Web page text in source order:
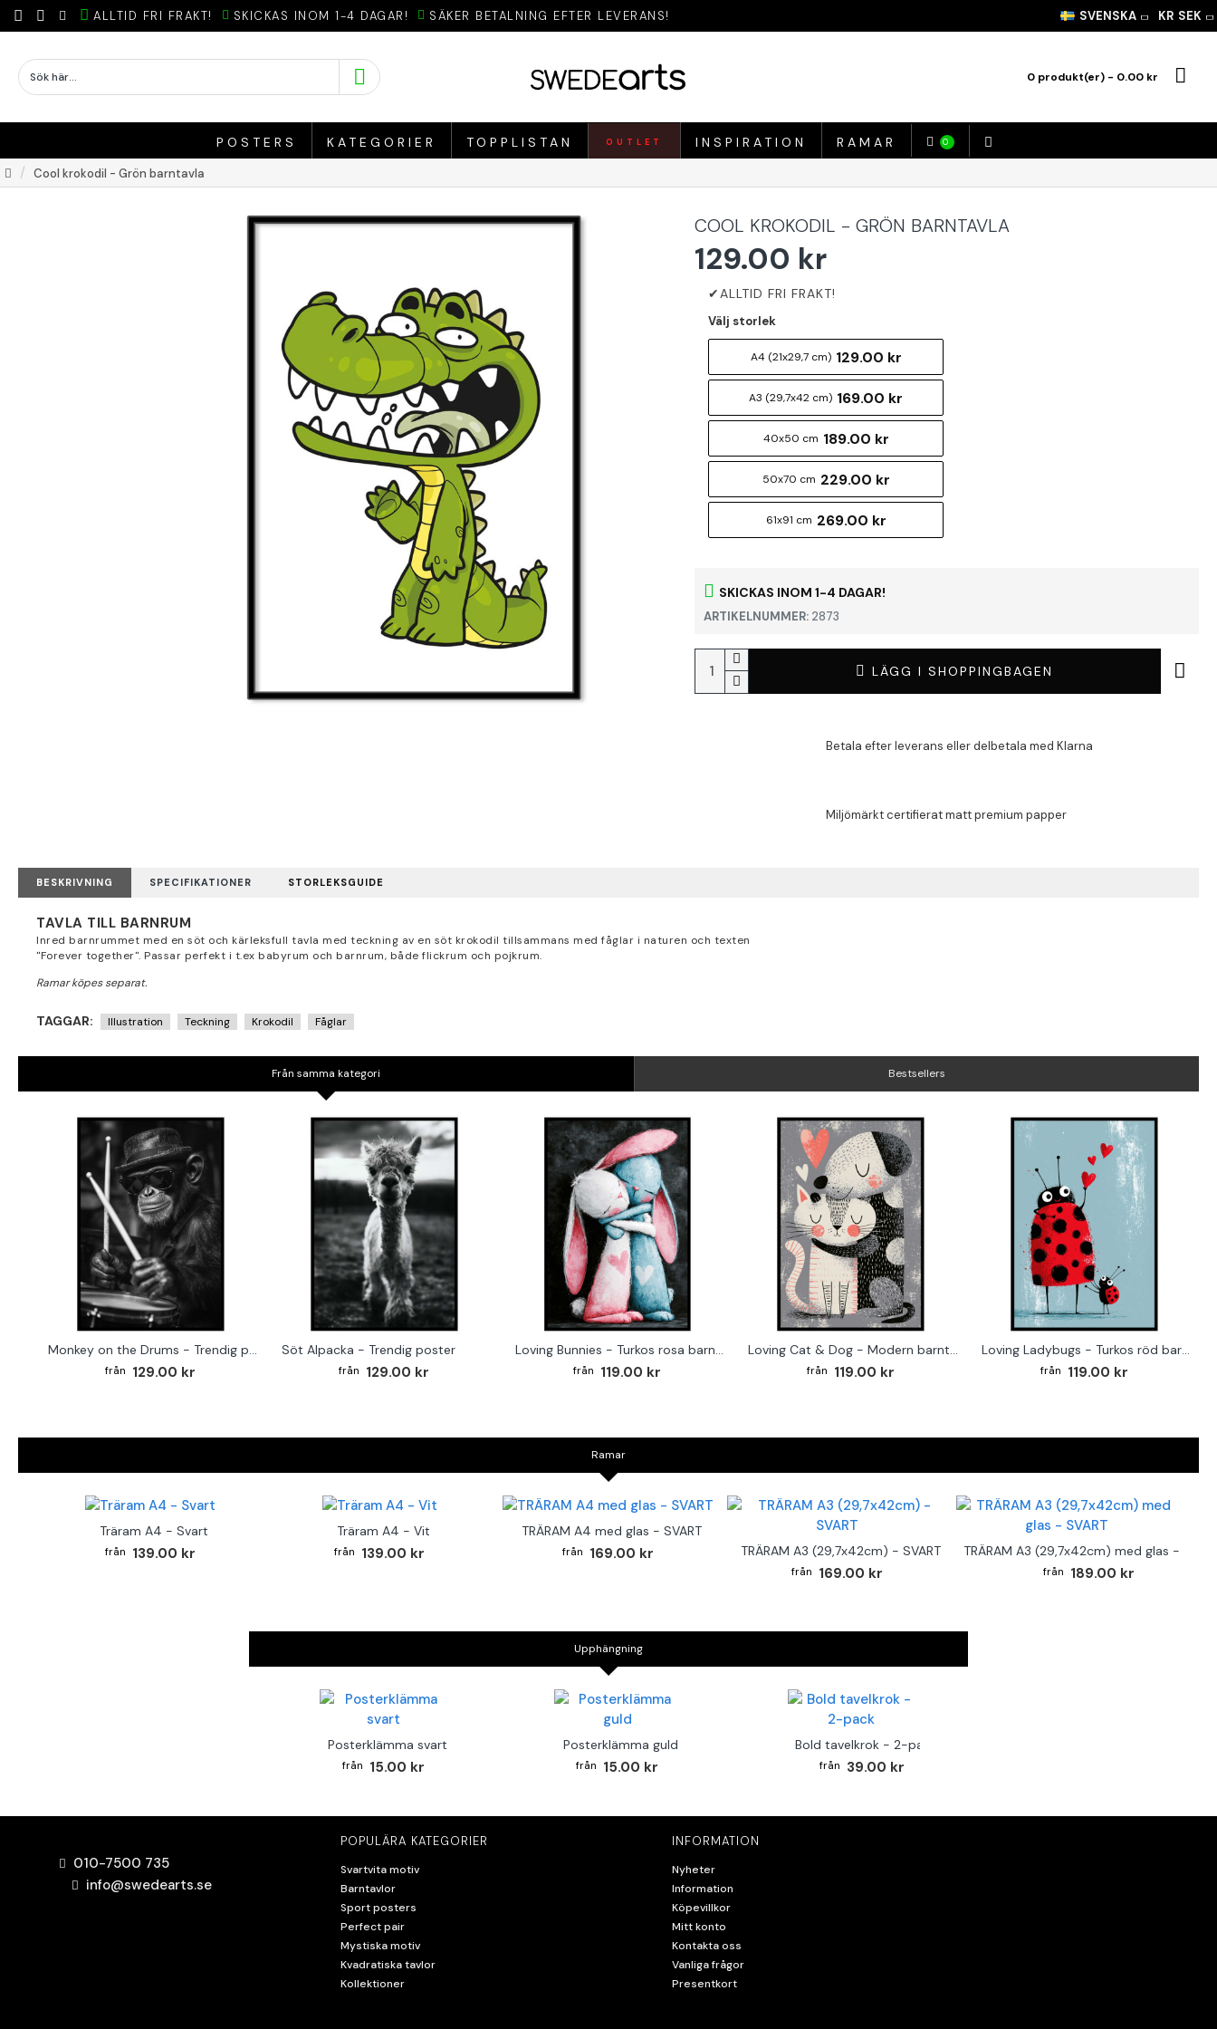
ALLTID FRI FRAKT! SKICKAS INOM 1-4 DAGAR! SÄKER BETALNING EFTER LEVERANS! SVENSKA KR SEK
0 produkt(er) - 0.00 kr
POSTERS KATEGORIER TOPPLISTAN OUTLET INSPIRATION RAMAR 0
Cool krokodil - Grön barntavla
COOL KROKODIL - GRÖN BARNTAVLA
SKICKAS INOM 1-4 DAGAR!
ARTIKELNUMMER: 2873
129.00 kr
Välj storlek
A4 (21x29,7 cm) 129.00 kr
A3 (29,7x42 cm) 169.00 kr
40x50 cm 189.00 kr
50x70 cm 229.00 kr
61x91 cm 269.00 kr
LÄGG I SHOPPINGBAGEN
BESKRIVNING SPECIFIKATIONER STORLEKSGUIDE
TAVLA TILL BARNRUM
Inred barnrummet med en söt och kärleksfull tavla med teckning av en söt krokodil tillsammans med fåglar i naturen och texten
"Forever together". Passar perfekt i t.ex babyrum och barnrum, både flickrum och pojkrum.
TAGGAR: Illustration Teckning Krokodil Fåglar
Från samma kategori Bestsellers
Monkey on the Drums - Trendig poster
129.00 kr
Söt Alpacka - Trendig poster
129.00 kr
Loving Bunnies - Turkos rosa barntavla
119.00 kr
Loving Cat & Dog - Modern barntavla
119.00 kr
Loving Ladybugs - Turkos röd barntavla
119.00 kr
Ramar
Träram A4 - Svart
139.00 kr
Träram A4 - Vit
139.00 kr
TRÄRAM A4 med glas - SVART
169.00 kr TRÄRAM A3 (29,7x42cm) - SVART
169.00 kr
TRÄRAM A3 (29,7x42cm) med glas -
189.00 kr
Upphängning
Posterklämma svart
15.00 kr
Posterklämma guld
15.00 kr
Bold tavelkrok - 2-pack
39.00 kr
010-7500 735
info@swedearts.se
POPULÄRA KATEGORIER
Svartvita motiv
Barntavlor
Sport posters
Perfect pair
Mystiska motiv
Kvadratiska tavlor
Kollektioner
INFORMATION
Nyheter
Information
Köpevillkor
Mitt konto
Kontakta oss
Vanliga frågor
Presentkort